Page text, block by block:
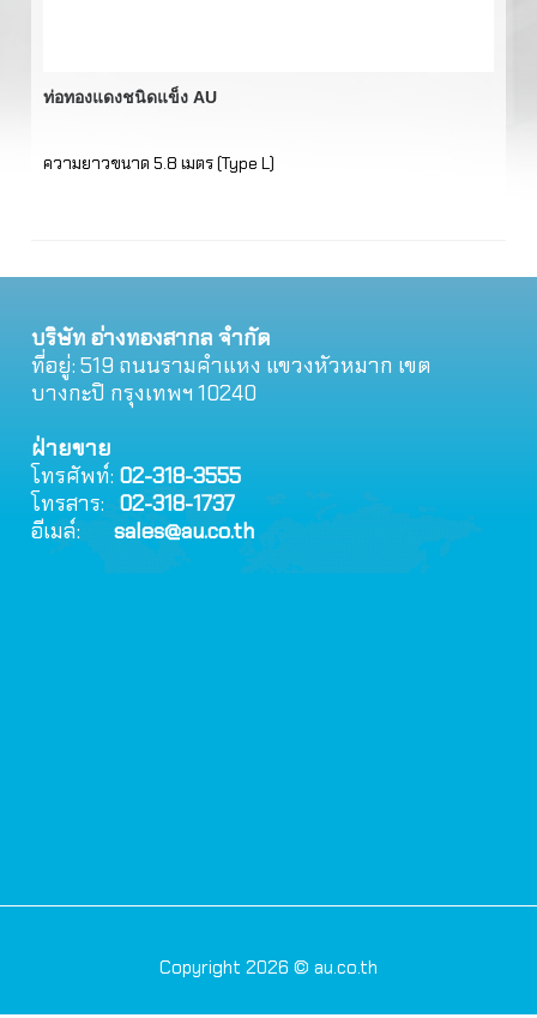
ท่อทองแดงชนิดแข็ง AU
ความยาวขนาด 5.8 เมตร (Type L)
บริษัท อ่างทองสากล จำกัด
ที่อยู่: 519 ถนนรามคําแหง แขวงหัวหมาก เขต
บางกะปิ กรุงเทพฯ 10240
ฝ่ายขาย
โทรศัพท์: 02-318-3555
โทรสาร: 02-318-1737
อีเมล์:sales@au.co.th
Copyright 2026 © au.co.th